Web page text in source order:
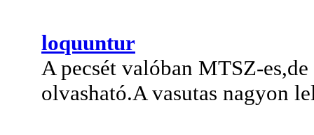
loquuntur
A pecsét valóban MTSZ-
olvasható.A vasutas nagyon